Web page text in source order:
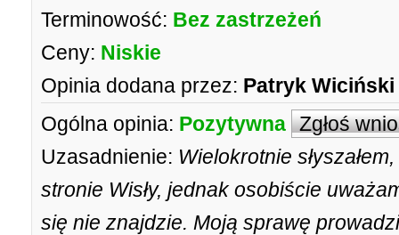
Terminowość: Bez zastrzeżeń
Ceny: Niskie
Opinia dodana przez: Patryk Wiciński
Ogólna opinia: Pozytywna Zgłoś
Uzasadnienie: Wielokrotnie
stronie Wisły, jednak osobiście
się nie znajdzie. Moją sprawę